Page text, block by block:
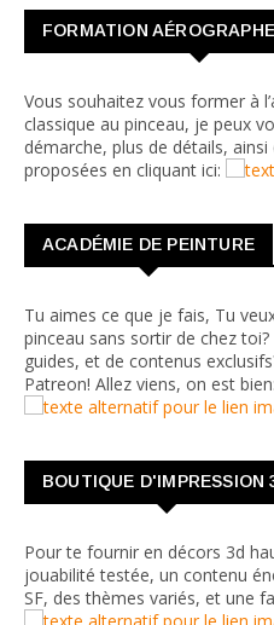
FORMATION
Vous souhaitez vous former à
classique au pinceau, je peux
démarche, plus de détails,
proposées en cliquant ici:
ACADÉMIE DE PEINTURE
Tu aimes ce que je fais, Tu
pinceau sans sortir de chez
guides, et de contenus
Patreon! Allez viens, on est bien:
BOUTIQUE D'IMPRESSION
Pour te fournir en décors 3d
jouabilité testée, un contenu
SF, des thèmes variés, et une